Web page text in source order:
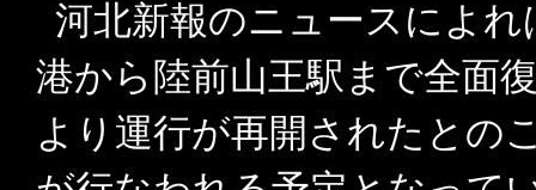
河北新報のニュースによ
港から陸前山王駅まで全面
より運行が再開されたとの